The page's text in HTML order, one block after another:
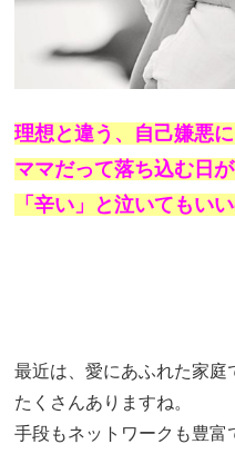
理想と違う、自己嫌悪
ママだって落ち込む日
「辛い」と泣いてもい
最近は、愛にあふれた家庭
たくさんありますね。
手段もネットワークも豊富